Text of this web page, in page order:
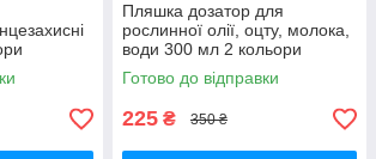
Пляшка дозатор для
рослинної олії, оцту, молока,
води 300 мл 2 кольори
Готово до відправки
225 ₴ 350 ₴